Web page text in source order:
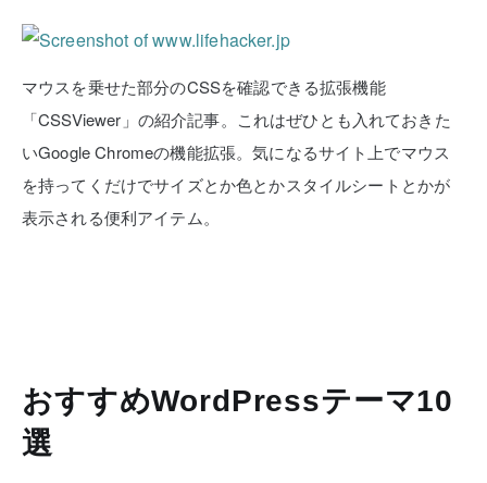
マウスを乗せた部分のCSSを確認できる拡張機能
「CSSViewer」の紹介記事。これはぜひとも入れておきた
いGoogle Chromeの機能拡張。気になるサイト上でマウス
を持ってくだけでサイズとか色とかスタイルシートとかが
表示される便利アイテム。
おすすめWordPressテーマ10
選